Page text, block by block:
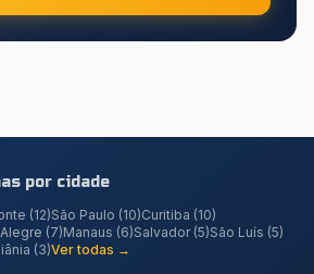
por cidade
(12)São Paulo (10)Curitiba (10)
(7)Manaus (6)Salvador(5)São Luís (5)
(3)Ver todas →